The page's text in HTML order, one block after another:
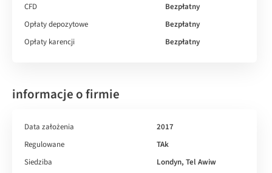
CFD
Bezpłatny
Opłaty depozytowe
Bezpłatny
Opłaty karencji
Bezpłatny
informacje o firmie
Data założenia
2017
Regulowane
TAk
Siedziba
Londyn, Tel Awiw